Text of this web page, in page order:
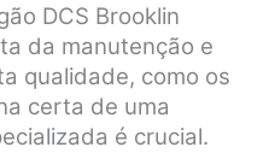
DCS Brooklin
da manutenção e
qualidade, como os
certa de uma
é crucial.